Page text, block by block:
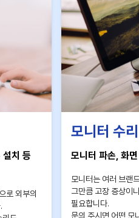
설치 등
로 외부의
모니터 수리
모니터 파손, 화
모니터는 여러 브랜
그만큼 고장 증상이
필요합니다.
문의 주시면 어떤 모